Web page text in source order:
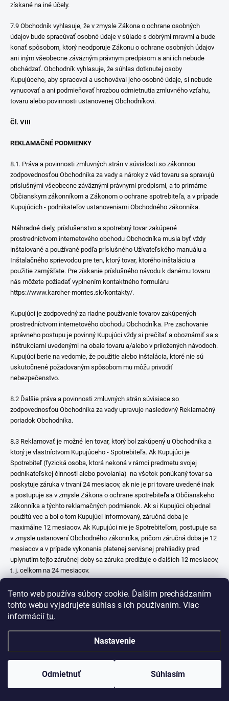
Tento web používa súbory cookie. Ďalším prechádzaním
tohto webu vyjadrujete súhlas s ich používaním. Viac
informácií tu.
Nastavenie
Odmietnuť Súhlasím
získané na iné účely.
7.9 Obchodník vyhlasuje, že v zmysle Zákona o ochrane osobných
údajov bude spracúvať osobné údaje v súlade s dobrými mravmi a bude
konať spôsobom, ktorý neodporuje Zákonu o ochrane osobných údajov
ani iným všeobecne záväzným právnym predpisom a ani ich nebude
obchádzať. Obchodník vyhlasuje, že súhlas dotknutej osoby
Kupujúceho, aby spracoval a uschovával jeho osobné údaje, si nebude
vynucovať a ani podmieňovať hrozbou odmietnutia zmluvného vzťahu,
tovaru alebo povinnosti ustanovenej Obchodníkovi.
Čl. VIII
REKLAMAČNÉ PODMIENKY
8.1. Práva a povinnosti zmluvných strán v súvislosti so zákonnou
zodpovednosťou Obchodníka za vady a nároky z vád tovaru sa spravujú
príslušnými všeobecne záväznými právnymi predpismi, a to primárne
Občianskym zákonníkom a Zákonom o ochrane spotrebiteľa, a v prípade
Kupujúcich - podnikateľov ustanoveniami Obchodného zákonníka.
Náhradné diely, príslušenstvo a spotrebný tovar zakúpené
prostredníctvom internetového obchodu Obchodníka musia byť vždy
inštalované a používané podľa príslušného Užívateľského manuálu a
Inštalačného sprievodcu pre ten, ktorý tovar, ktorého inštaláciu a
použitie zamýšľate. Pre získanie príslušného návodu k danému tovaru
nás môžete požiadať vyplnením kontaktného formuláru
https://www.karcher-montes.sk/kontakty/.
Kupujúci je zodpovedný za riadne používanie tovarov zakúpených
prostredníctvom internetového obchodu Obchodníka. Pre zachovanie
správneho postupu je povinný Kupujúci vždy si prečítať a oboznámiť sa s
inštrukciami uvedenými na obale tovaru a/alebo v priložených návodoch.
Kupujúci berie na vedomie, že použitie alebo inštalácia, ktoré nie sú
uskutočnené požadovaným spôsobom mu môžu privodiť
nebezpečenstvo.
8.2 Ďalšie práva a povinnosti zmluvných strán súvisiace so
zodpovednosťou Obchodníka za vady upravuje nasledovný Reklamačný
poriadok Obchodníka.
8.3 Reklamovať je možné len tovar, ktorý bol zakúpený u Obchodníka a
ktorý je vlastníctvom Kupujúceho - Spotrebiteľa. Ak Kupujúci je
Spotrebiteľ (fyzická osoba, ktorá nekoná v rámci predmetu svojej
podnikateľskej činnosti alebo povolania) na všetok ponúkaný tovar sa
poskytuje záruka v trvaní 24 mesiacov, ak nie je pri tovare uvedené inak
a postupuje sa v zmysle Zákona o ochrane spotrebiteľa a Občianskeho
zákonníka a týchto reklamačných podmienok. Ak si Kupujúci objednal
použitú vec a bol o tom Kupujúci informovaný, záručná doba je
maximálne 12 mesiacov. Ak Kupujúci nie je Spotrebiteľom, postupuje sa
v zmysle ustanovení Obchodného zákonníka, pričom záručná doba je 12
mesiacov a v prípade vykonania platenej servisnej prehliadky pred
uplynutím tejto záručnej doby sa záruka predlžuje o ďalších 12 mesiacov,
t. j. celkom na 24 mesiacov.
8.4 Záručná doba začína plynúť dňom prevzatia tovaru od prepravnej
spoločnosti alebo priamo od Obchodníka, ak si tovar preberá Kupujúci
osobne, Kupujúci alebo ním splnomocnená osoba, v deň jeho prevzatia.
8.5 Vady tovaru musí Kupujúci uplatniť u Obchodníka bez zbytočného
odkladu po tom, ako vadu tovaru zistil alebo objektívne mohol zistiť, a to
doby). Ak Kupujúci vadu v uvedenej lehote nevytkne, práva zo
zodpovednosti za vady mu zaniknú. Obchodník nezodpovedá za prípadne